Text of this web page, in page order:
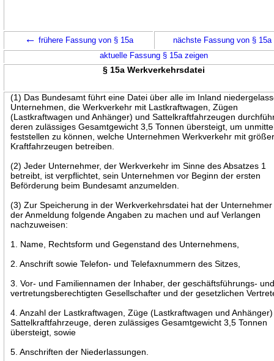
← frühere Fassung von § 15a nächste Fassung von § 15a
aktuelle Fassung § 15a zeigen
§ 15a Werkverkehrsdatei
(1) Das Bundesamt führt eine Datei über alle im Inland
Unternehmen, die Werkverkehr mit Lastkraftwagen, Zügen
(Lastkraftwagen und Anhänger) und Sattelkraftfahrzeugen
deren zulässiges Gesamtgewicht 3,5 Tonnen übersteigt, um
feststellen zu können, welche Unternehmen Werkverkehr mit
Kraftfahrzeugen betreiben.
(2) Jeder Unternehmer, der Werkverkehr im Sinne des Absatzes 1
betreibt, ist verpflichtet, sein Unternehmen vor Beginn der ersten
Beförderung beim Bundesamt anzumelden.
(3) Zur Speicherung in der Werkverkehrsdatei hat der
der Anmeldung folgende Angaben zu machen und auf Verlangen
nachzuweisen:
1. Name, Rechtsform und Gegenstand des Unternehmens,
2. Anschrift sowie Telefon- und Telefaxnummern des Sitzes,
3. Vor- und Familiennamen der Inhaber, der geschäftsführungs-
vertretungsberechtigten Gesellschafter und der gesetzlichen
4. Anzahl der Lastkraftwagen, Züge (Lastkraftwagen und
Sattelkraftfahrzeuge, deren zulässiges Gesamtgewicht 3,5 Tonnen
übersteigt, sowie
5. Anschriften der Niederlassungen.